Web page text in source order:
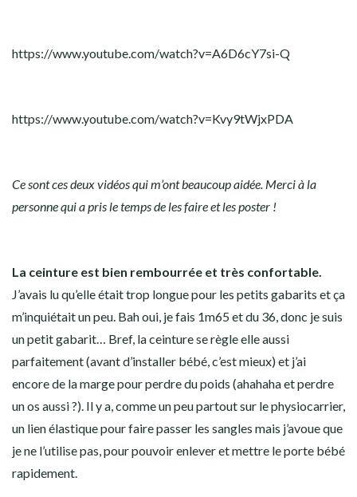
https://www.youtube.com/watch?v=A6D6cY7si-Q
https://www.youtube.com/watch?v=Kvy9tWjxPDA
Ce sont ces deux vidéos qui m’ont beaucoup aidée. Merci à la
personne qui a pris le temps de les faire et les poster !
La ceinture est bien rembourrée et très confortable.
J’avais lu qu’elle était trop longue pour les petits gabarits et ça
m’inquiétait un peu. Bah oui, je fais 1m65 et du 36, donc je suis
un petit gabarit… Bref, la ceinture se règle elle aussi
parfaitement (avant d’installer bébé, c’est mieux) et j’ai
encore de la marge pour perdre du poids (ahahaha et perdre
un os aussi ?). Il y a, comme un peu partout sur le physiocarrier,
un lien élastique pour faire passer les sangles mais j’avoue que
je ne l’utilise pas, pour pouvoir enlever et mettre le porte bébé
rapidement.